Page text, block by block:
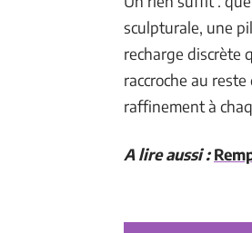
sculpturale, une
recharge discrète
raccroche au
raffinement à
A lire aussi :